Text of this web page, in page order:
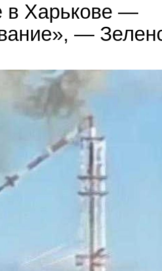
в Харькове —
—